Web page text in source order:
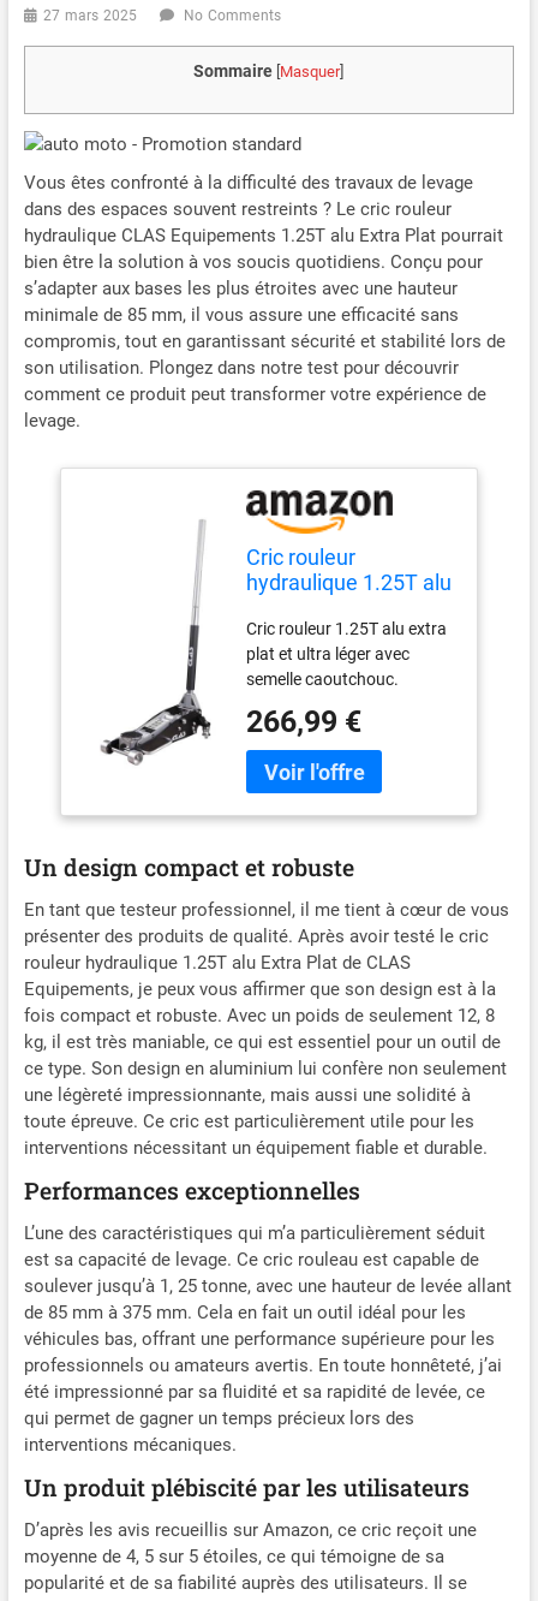
27 mars 2025 No Comments
Sommaire Masquer]
Vous êtes confronté à la difficulté des travaux de levage
dans des espaces souvent restreints ? Le cric rouleur
hydraulique CLAS Equipements 1.25T alu Extra Plat pourrait
bien être la solution à vos soucis quotidiens. Conçu pour
s’adapter aux bases les plus étroites avec une hauteur
minimale de 85 mm, il vous assure une efficacité sans
compromis, tout en garantissant sécurité et stabilité lors de
son utilisation. Plongez dans notre test pour découvrir
comment ce produit peut transformer votre expérience de
levage.
Cric rouleur
hydraulique 1.25T alu
375mm - OH 5309 -
CLAS Equipements
Cric rouleur 1.25T alu extra
plat et ultra léger avec
semelle caoutchouc.
Système double pompe
montée rapide. Protection
mousse sur le manche.
française d'équipements et
outillage technique pour
véhicules légers, utilitaires
et poids lourds. Société
Française - Tous nos
produits respectent les
normes en vigueur.
Expédition sous 48H
garantie en FRANCE
Métropolitaine. AUTO ET
MOTO > OUTILS ET
DEPANNAGE > LEVAGE >
CRICS ROULEURS CLAS
Equipements est distribué
DIGITALE, matériel à un prix
très abordable pour une
qualité inégalée. Faites
nous confiance et trouvez
des produits
complémentaires en
cliquant sur notre marque
ci-dessus ou en tapant
266,99 €
Un design compact et robuste
En tant que testeur professionnel, il me tient à cœur de vous
présenter des produits de qualité. Après avoir testé le cric
rouleur hydraulique 1.25T alu Extra Plat de CLAS
Equipements, je peux vous affirmer que son design est à la
fois compact et robuste. Avec un poids de seulement 12, 8
kg, il est très maniable, ce qui est essentiel pour un outil de
ce type. Son design en aluminium lui confère non seulement
une légèreté impressionnante, mais aussi une solidité à
toute épreuve. Ce cric est particulièrement utile pour les
interventions nécessitant un équipement fiable et durable.
Performances exceptionnelles
L’une des caractéristiques qui m’a particulièrement séduit
est sa capacité de levage. Ce cric rouleau est capable de
soulever jusqu’à 1, 25 tonne, avec une hauteur de levée allant
de 85 mm à 375 mm. Cela en fait un outil idéal pour les
véhicules bas, offrant une performance supérieure pour les
professionnels ou amateurs avertis. En toute honnêteté, j’ai
été impressionné par sa fluidité et sa rapidité de levée, ce
qui permet de gagner un temps précieux lors des
interventions mécaniques.
Un produit plébiscité par les utilisateurs
D’après les avis recueillis sur Amazon, ce cric reçoit une
moyenne de 4, 5 sur 5 étoiles, ce qui témoigne de sa
popularité et de sa fiabilité auprès des utilisateurs. Il se